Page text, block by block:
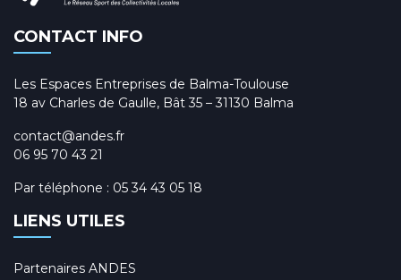
CONTACT INFO
Les Espaces Entreprises de Balma-Toulouse
18 av Charles de Gaulle, Bât 35 – 31130 Balma
contact@andes.fr
06 95 70 43 21
Par téléphone : 05 34 43 05 18
LIENS UTILES
Partenaires ANDES